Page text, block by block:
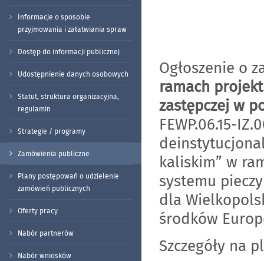
Informacje o sposobie
przyjmowania i załatwiania spraw
Dostęp do informacji publicznej
Udostępnienie danych osobowych
Statut, struktura organizacyjna,
regulamin
Strategie / programy
Zamówienia publiczne
Plany postępowań o udzielenie
zamówień publicznych
Oferty pracy
Nabór partnerów
Nabór wniosków
Ogłoszenie o
ramach
zastępczej w
FEWP.06.15-
kaliskim” w
systemu
dla
środków
Szczegóły na